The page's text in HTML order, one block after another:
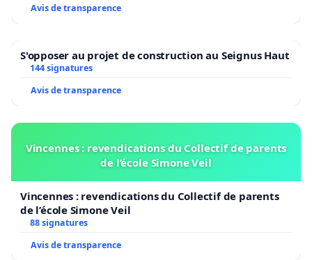
Avis de transparence
S'opposer au projet de construction au Seignus Haut
144 signatures
Avis de transparence
Vincennes : revendications du Collectif de parents
de l’école Simone Veil
Vincennes : revendications du Collectif de parents
de l’école Simone Veil
88 signatures
Avis de transparence